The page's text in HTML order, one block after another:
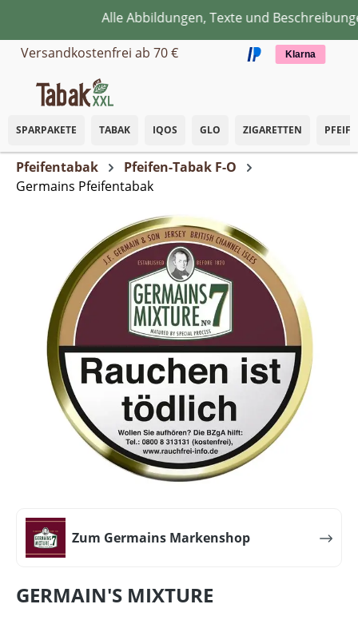
Zum Hauptinhalt springenAlle Abbildungen, Texte und
Versandkostenfrei ab 70 €
Klarna
SPARPAKETE TABAK IQOS GLO ZIGARETTEN
Pfeifentabak
Pfeifen-Tabak F-O
Germains Pfeifentabak
Zum Germains Markenshop
GERMAIN'S MIXTURE